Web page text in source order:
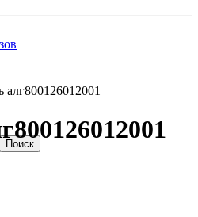
Поиск
алг800126012001